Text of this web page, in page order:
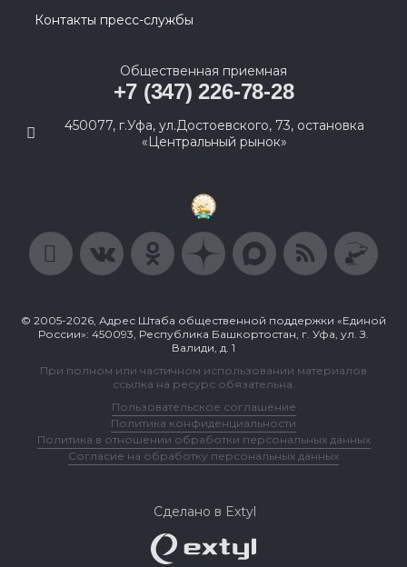
Контакты пресс-службы
Общественная приемная
+7 (347) 226-78-28
450077, г.Уфа, ул.Достоевского, 73, остановка
«Центральный рынок»
© 2005-2026, Адрес Штаба общественной поддержки «Единой
России»: 450093, Республика Башкортостан, г. Уфа, ул. З.
Валиди, д. 1
При полном или частичном использовании материалов
ссылка на ресурс обязательна.
Пользовательское соглашение
Политика конфиденциальности
Политика в отношении обработки персональных данных
Согласие на обработку персональных данных
Сделано в Extyl